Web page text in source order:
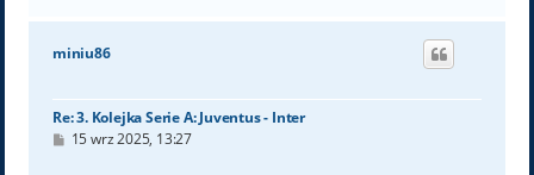
g
miniu86
Re: 3. Kolejka Serie A: Juventus - Inter
P15 wrz 2025, 13:27